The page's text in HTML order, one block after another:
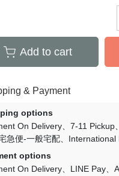
Add to cart
& Payment
options
On Delivery
7-11 Pickup
急便-一般宅配
International
options
On Delivery
LINE Pay